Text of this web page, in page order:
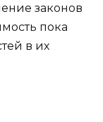
законов
пока
в их